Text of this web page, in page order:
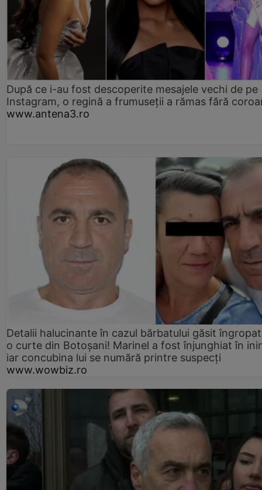
După ce i-au fost descoperite mesajele vechi de pe
Instagram, o regină a frumuseții a rămas fără
www.antena3.ro
Detalii halucinante în cazul bărbatului găsit
o curte din Botoșani! Marinel a fost înjunghiat în
iar concubina lui se numără printre suspecți
www.wowbiz.ro